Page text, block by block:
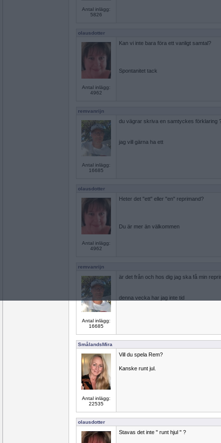
Antal inlägg:
5826
olausdotter
Antal inlägg:
4962
Kan vi inte bara föra ett vanligt samtal?
Spontanitet tack
remvanrijn
Antal inlägg:
16685
du vägrar skriva en samtyckes förklaring
jag vill gärna ha ett
olausdotter
Antal inlägg:
4962
Heter det "ett" eller "en" reprimand?
Du är mer än välkommen
remvanrijn
Antal inlägg:
16685
är det från och hos dig jag ska få min
denna vecka har jag inte tid
SmålandsMira
Antal inlägg:
22535
Vill du spela Rem?
Kanske runt jul.
olausdotter
Stavas det inte " runt hjul " ?